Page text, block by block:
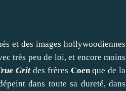
et des images hollywoodiennes
très peu de loi, et encore moins
Gritdes frères Coenque de la
dans toute sa dureté, dans